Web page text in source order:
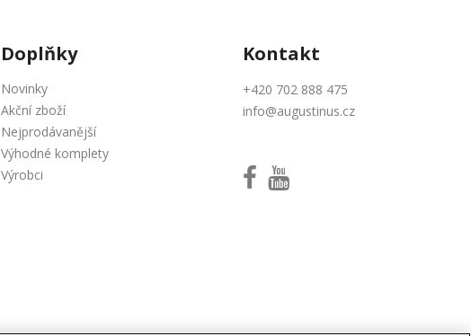
Doplňky
Novinky
Akční zboží
Nejprodávanější
Výhodné komplety
Výrobci
Kontakt
+420 702 888 475
info@augustinus.cz